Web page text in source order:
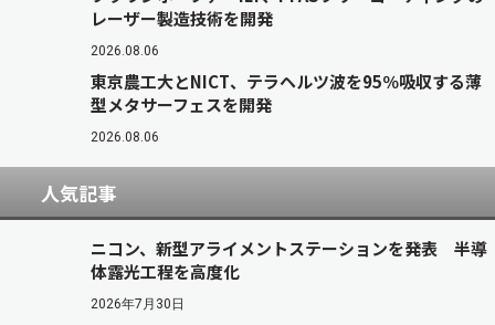
レーザー製造技術を開発
2026.08.06
東京農工大とNICT、テラヘルツ波を95％吸収する薄
型メタサーフェスを開発
2026.08.06
人気記事
ニコン、新型アライメントステーションを発表 半導
体露光工程を高度化
2026年7月30日